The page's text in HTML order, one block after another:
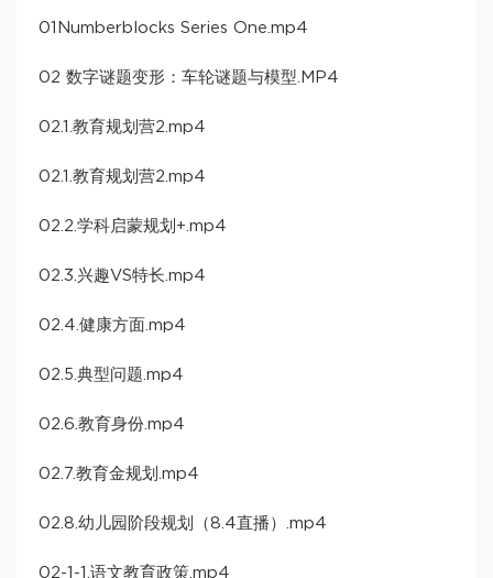
01Numberblocks Series One.mp4
02 数字谜题变形：车轮谜题与模型.MP4
02.1.教育规划营2.mp4
02.1.教育规划营2.mp4
02.2.学科启蒙规划+.mp4
02.3.兴趣VS特长.mp4
02.4.健康方面.mp4
02.5.典型问题.mp4
02.6.教育身份.mp4
02.7.教育金规划.mp4
02.8.幼儿园阶段规划（8.4直播）.mp4
02-1-1.语文教育政策.mp4